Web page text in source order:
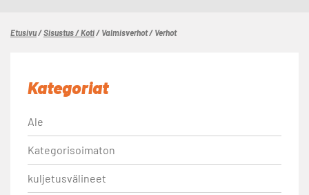
Etusivu/Sisustus / Koti/ Valmisverhot / Verhot
Kategoriat
Ale
Kategorisoimaton
kuljetusvälineet